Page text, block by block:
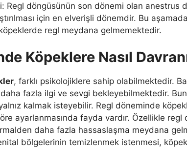
Regl döngüsünün son dönemi olan anestrus
için en elverişli dönemdir. Bu
regl meydana gelmemektedir.
Köpeklere Nasıl
, farklı psikolojiklere sahip olabilmektedir.
fazla ilgi ve sevgi bekleyebilmektedir.
kalmak isteyebilir. Regl döneminde
ayarlanmasında fayda vardır. Özellikle
daha fazla hassaslaşma meydana
bölgelerinin temizlenmek istenmesi,